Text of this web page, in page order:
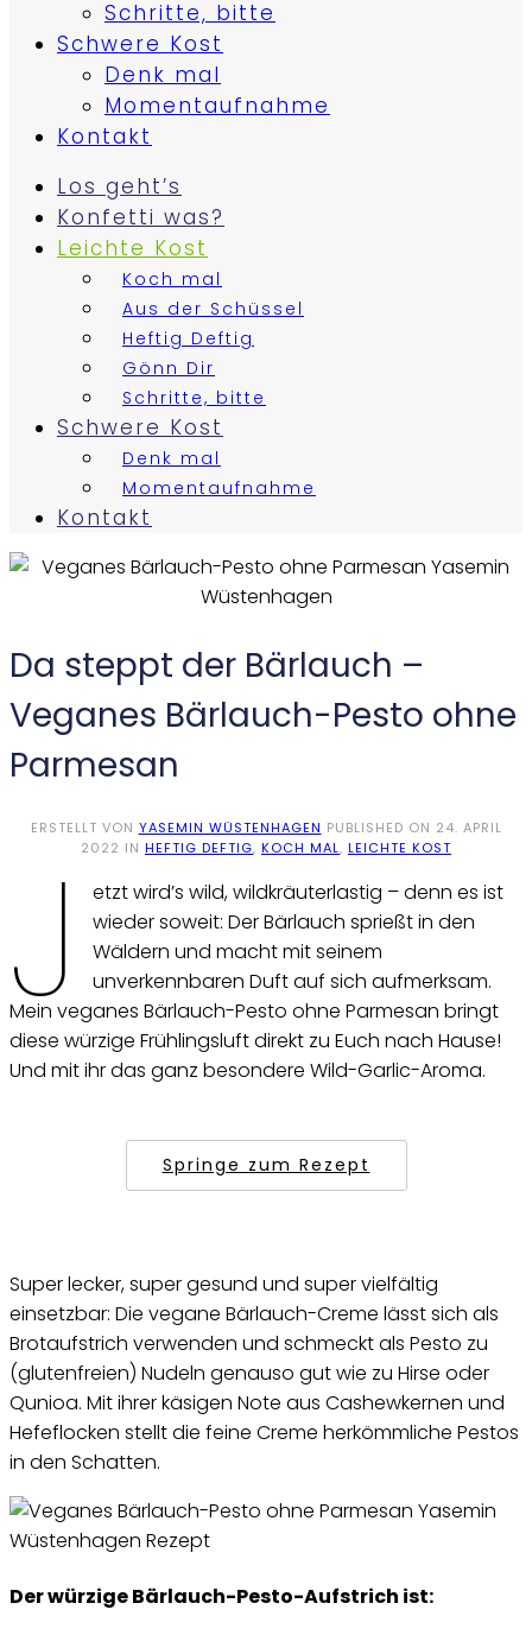
Schritte, bitte
Schwere Kost
Denk mal
Momentaufnahme
Kontakt
Los geht’s
Konfetti was?
Leichte Kost
Koch mal
Aus der Schüssel
Heftig Deftig
Gönn Dir
Schritte, bitte
Schwere Kost
Denk mal
Momentaufnahme
Kontakt
Da steppt der Bärlauch –
Veganes Bärlauch-Pesto ohne
Parmesan
ERSTELLT VON YASEMIN WÜSTENHAGEN PUBLISHED ON 24. APRIL
2022 IN HEFTIG DEFTIG, KOCH MAL, LEICHTE KOST
J
etzt wird’s wild, wildkräuterlastig – denn es ist
wieder soweit: Der Bärlauch sprießt in den
Wäldern und macht mit seinem
unverkennbaren Duft auf sich aufmerksam.
Mein veganes Bärlauch-Pesto ohne Parmesan bringt
diese würzige Frühlingsluft direkt zu Euch nach Hause!
Und mit ihr das ganz besondere Wild-Garlic-Aroma.
Springe zum Rezept
Super lecker, super gesund und super vielfältig
einsetzbar: Die vegane Bärlauch-Creme lässt sich als
Brotaufstrich verwenden und schmeckt als Pesto zu
(glutenfreien) Nudeln genauso gut wie zu Hirse oder
Qunioa. Mit ihrer käsigen Note aus Cashewkernen und
Hefeflocken stellt die feine Creme herkömmliche Pestos
in den Schatten.
Der würzige Bärlauch-Pesto-Aufstrich ist: